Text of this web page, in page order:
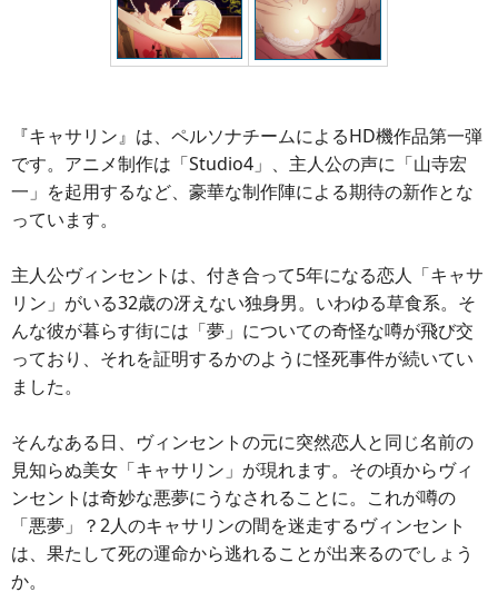
『キャサリン』は、ペルソナチームによるHD機作品第一弾
です。アニメ制作は「Studio4」、主人公の声に「山寺宏
一」を起用するなど、豪華な制作陣による期待の新作とな
っています。
主人公ヴィンセントは、付き合って5年になる恋人「キャサ
リン」がいる32歳の冴えない独身男。いわゆる草食系。そ
んな彼が暮らす街には「夢」についての奇怪な噂が飛び交
っており、それを証明するかのように怪死事件が続いてい
ました。
そんなある日、ヴィンセントの元に突然恋人と同じ名前の
見知らぬ美女「キャサリン」が現れます。その頃からヴィ
ンセントは奇妙な悪夢にうなされることに。これが噂の
「悪夢」？2人のキャサリンの間を迷走するヴィンセント
は、果たして死の運命から逃れることが出来るのでしょう
か。